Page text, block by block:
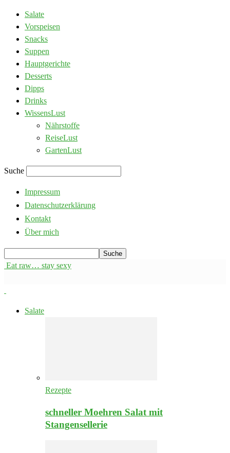
Salate
Vorspeisen
Snacks
Suppen
Hauptgerichte
Desserts
Dipps
Drinks
WissensLust
Nährstoffe
ReiseLust
GartenLust
Suche
Impressum
Datenschutzerklärung
Kontakt
Über mich
Eat raw… stay sexy
Salate
Rezepte
schneller Moehren Salat mit
Stangensellerie